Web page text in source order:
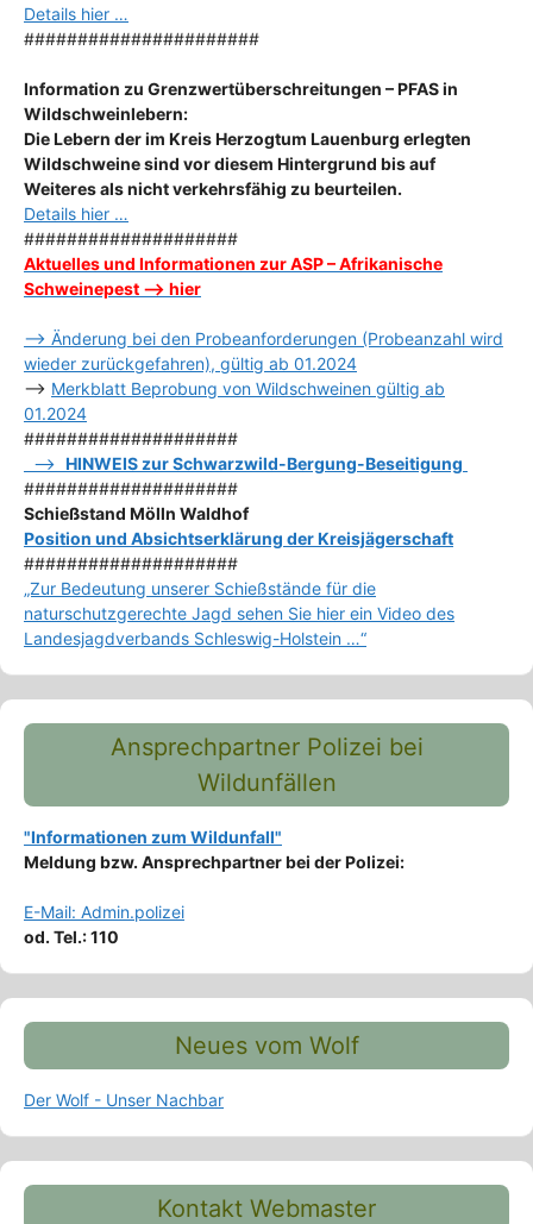
Details hier …
######################
Information zu Grenzwertüberschreitungen – PFAS in
Wildschweinlebern:
Die Lebern der im Kreis Herzogtum Lauenburg erlegten
Wildschweine sind vor diesem Hintergrund bis auf
Weiteres als nicht verkehrsfähig zu beurteilen.
Details hier …
####################
Aktuelles und Informationen zur ASP – Afrikanische
Schweinepest –> hier
–> Änderung bei den Probeanforderungen (Probeanzahl wird
wieder zurückgefahren), gültig ab 01.2024
–> Merkblatt Beprobung von Wildschweinen gültig ab
01.2024
####################
–> HINWEIS zur Schwarzwild-Bergung-Beseitigung
####################
Schießstand Mölln Waldhof
Position und Absichtserklärung der Kreisjägerschaft
####################
„Zur Bedeutung unserer Schießstände für die
naturschutzgerechte Jagd sehen Sie hier ein Video des
Landesjagdverbands Schleswig-Holstein …“
Ansprechpartner Polizei bei
Wildunfällen
"Informationen zum Wildunfall"
Meldung bzw. Ansprechpartner bei der Polizei:
E-Mail: Admin.polizei
od. Tel.: 110
Neues vom Wolf
Der Wolf - Unser Nachbar
Kontakt Webmaster